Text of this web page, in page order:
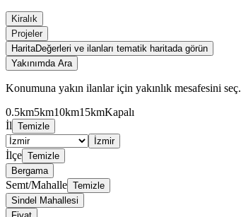
Kiralık
Projeler
HaritaDeğerleri ve ilanları tematik haritada görün
Yakınımda Ara
Konumuna yakın ilanlar için yakınlık mesafesini seç.
0.5km5km10km15kmKapalı
İl Temizle
İzmir
İlçe Temizle
Bergama
Semt/Mahalle Temizle
Sindel Mahallesi